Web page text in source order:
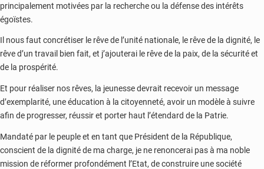
principalement motivées par la recherche ou la défense des intérêts
égoïstes.
Il nous faut concrétiser le rêve de l’unité nationale, le rêve de la dignité, le
rêve d’un travail bien fait, et j’ajouterai le rêve de la paix, de la sécurité et
de la prospérité.
Et pour réaliser nos rêves, la jeunesse devrait recevoir un message
d’exemplarité, une éducation à la citoyenneté, avoir un modèle à suivre
afin de progresser, réussir et porter haut l’étendard de la Patrie.
Mandaté par le peuple et en tant que Président de la République,
conscient de la dignité de ma charge, je ne renoncerai pas à ma noble
mission de réformer profondément l’Etat, de construire une société